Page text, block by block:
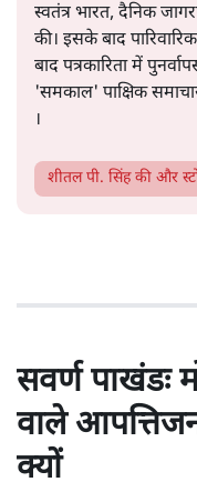
स्वतंत्र भारत, दैनिक
की। इसके बाद
बाद पत्रकारिता में
'समकाल' पाक्षिक
।
शीतल पी. सिंहकी और
सवर्ण पाखंडः
वाले
क्यों